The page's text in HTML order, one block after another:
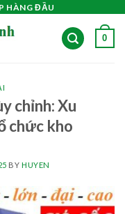
HÀNG ĐẦU
0
chỉnh: Xu
chức kho
BY HUYEN